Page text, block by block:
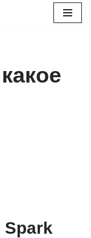
Spark